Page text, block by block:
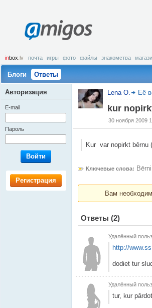
amigos
inbox .lv почта игры фото файлы знакомства
Блоги Ответы
Lena O. Её
kur
30 ноября 2009
Kur var nopirkt bērnu
Ключевые слова: Bērni
Вам
Ответы (2)
Удалённый
http://
dodiet tur
Удалённый
tur, kur pārdot
Авторизация
E-mail
Пароль
Войти
Регистрация